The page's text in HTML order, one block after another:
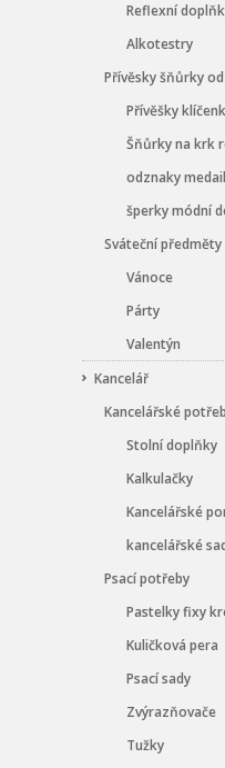
Reflexní
Alkotestry
Přívěsky šňůrky
Přívěšky
Šňůrky na krk
odznaky
šperky módní
Sváteční předměty
Vánoce
Párty
Valentýn
Kancelář
Kancelářské
Stolní doplňky
Kalkulačky
Kancelářské
kancelářské
Psací potřeby
Pastelky fixy
Kuličková pera
Psací sady
Zvýrazňovače
Tužky